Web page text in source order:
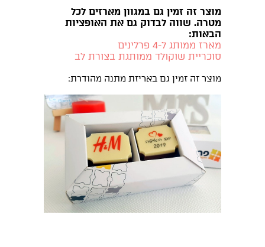
מוצר זה זמין גם במגוון מארזים לכל
מטרה. שווה לבדוק גם את האופציות
הבאות:
מארז ממותג ל-4 פרלינים
סוכריית שוקולד ממותגת בצורת לב
מוצר זה זמין גם באריזת מתנה מהודרת: